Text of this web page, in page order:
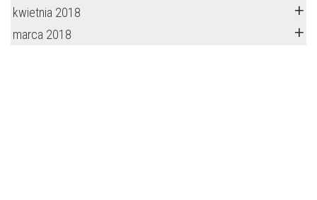
kwietnia 2018
marca 2018